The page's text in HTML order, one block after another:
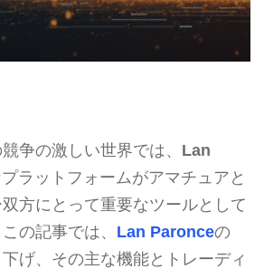
争の激しい世界では、 Lan
ラットフォームがアマチュアと
方にとって重要なツールとして
の記事では、 Lan Paronceの
げ、その主な機能とトレーディ